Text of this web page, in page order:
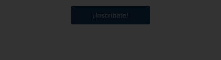
¡Inscríbete!